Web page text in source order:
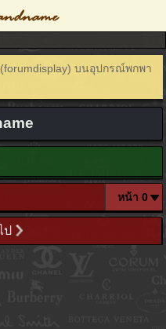
บนอุปกรณ์พกพา
ป